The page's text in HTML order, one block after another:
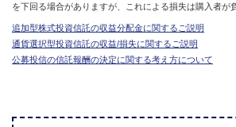
を下回る場合がありますが、これによる損失は購入者が
追加型株式投資信託の収益分配金に関するご説明
通貨選択型投資信託の収益/損失に関するご説明
公募投信の信託報酬の決定に関する考え方について